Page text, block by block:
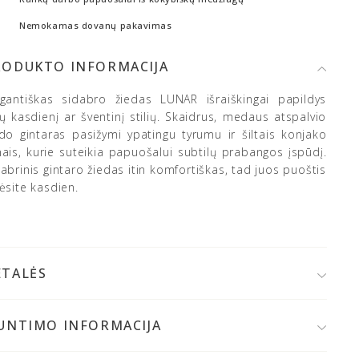
Nemokamas dovanų pakavimas
INFORMACIJA
sidabro žiedas LUNAR išraiškingai papildys
kasdienį ar šventinį stilių. Skaidrus, medaus atspalvio
gintaras pasižymi ypatingu tyrumu ir šiltais konjako
kurie suteikia papuošalui subtilų prabangos įspūdį.
gintaro žiedas itin komfortiškas, tad juos puoštis
kasdien.
gintarasINFORMACIJA